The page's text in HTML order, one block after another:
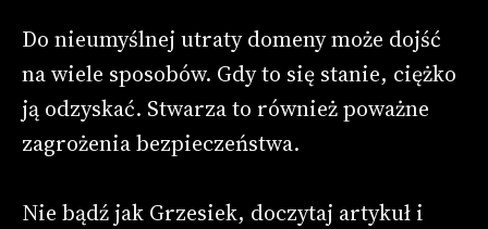
Do nieumyślnej utraty domeny może dojść
na wiele sposobów. Gdy to się stanie, ciężko
ją odzyskać. Stwarza to również poważne
zagrożenia bezpieczeństwa.
Nie bądź jak Grzesiek, doczytaj artykuł i